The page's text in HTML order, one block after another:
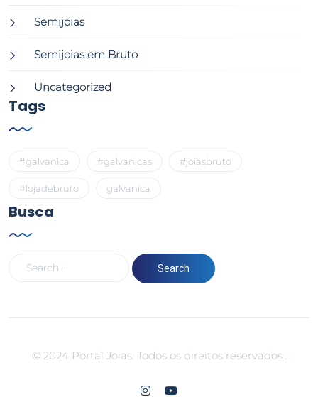
Semijoias
Semijoias em Bruto
Uncategorized
Tags
#galvanica #galvanicas #joiasbruto
#lojadebruto galvanica
Busca
© 2024 Portal Joias. Todos os direitos reservados..